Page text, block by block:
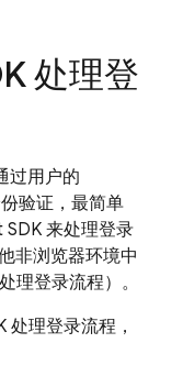
处理登
过用户的
验证，最简单
来处理登录
非浏览器环境中
理登录流程）。
理登录流程，